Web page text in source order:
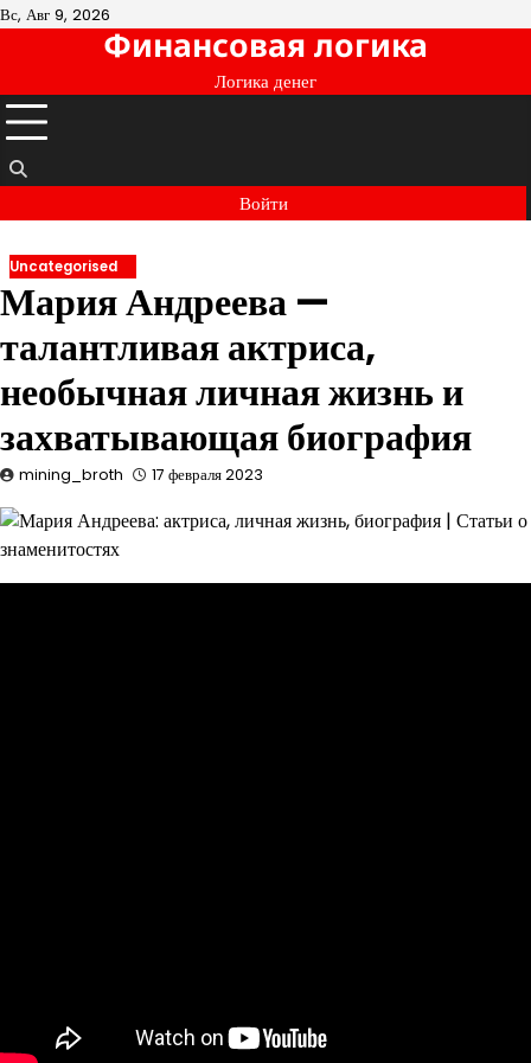
Перейти
Вс, Авг 9, 2026
Финансовая логика
Логика денег
Войти
Uncategorised
Мария Андреева —
талантливая актриса,
необычная личная жизнь и
захватывающая биография
mining_broth 17 февраля 2023